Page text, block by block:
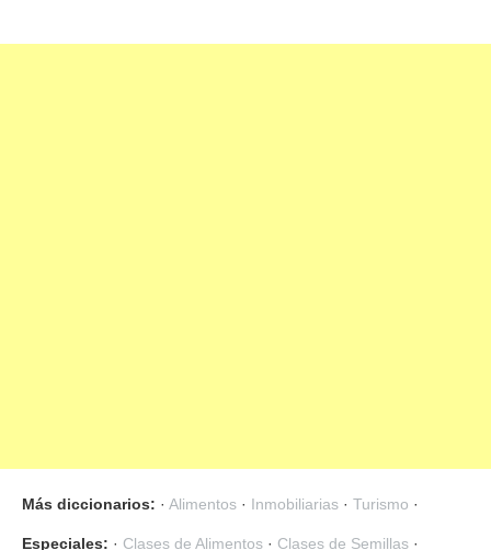
Más diccionarios: · Alimentos · Inmobiliarias · Turismo ·
Especiales: · Clases de Alimentos · Clases de Semillas ·